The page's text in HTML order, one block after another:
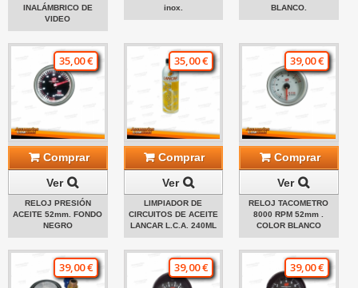
INALÁMBRICO DE
VIDEO
inox.
BLANCO.
35,00 €
Comprar
Ver
RELOJ PRESIÓN
ACEITE 52mm. FONDO
NEGRO
35,00 €
Comprar
Ver
LIMPIADOR DE
CIRCUITOS DE ACEITE
LANCAR L.C.A. 240ML
39,00 €
Comprar
Ver
RELOJ TACOMETRO
8000 RPM 52mm .
COLOR BLANCO
39,00 € 39,00 € 39,00 €